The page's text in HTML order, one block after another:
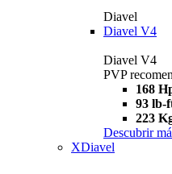
Diavel
Diavel V4
Diavel V4
PVP
168
93 lb-
223
Descubrir
XDiavel